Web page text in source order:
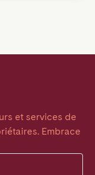
et services de
Embrace